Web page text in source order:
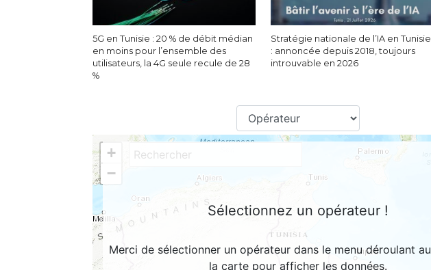
5G en Tunisie : 20 % de débit médian
en moins pour l’ensemble des
utilisateurs, la 4G seule recule de 28
%
Stratégie nationale de l’IA en Tunisie
: annoncée depuis 2018, toujours
introuvable en 2026